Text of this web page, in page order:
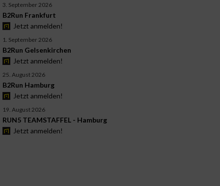
3. September 2026
B2Run Frankfurt
Jetzt anmelden!
1. September 2026
B2Run Gelsenkirchen
Jetzt anmelden!
25. August 2026
B2Run Hamburg
Jetzt anmelden!
19. August 2026
RUN5 TEAMSTAFFEL - Hamburg
Jetzt anmelden!